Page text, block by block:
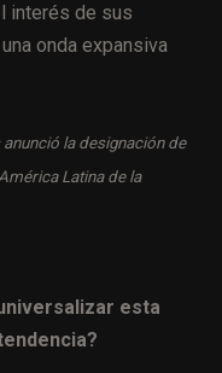
interés de sus
onda expansiva
la designación de
Latina de la
esta